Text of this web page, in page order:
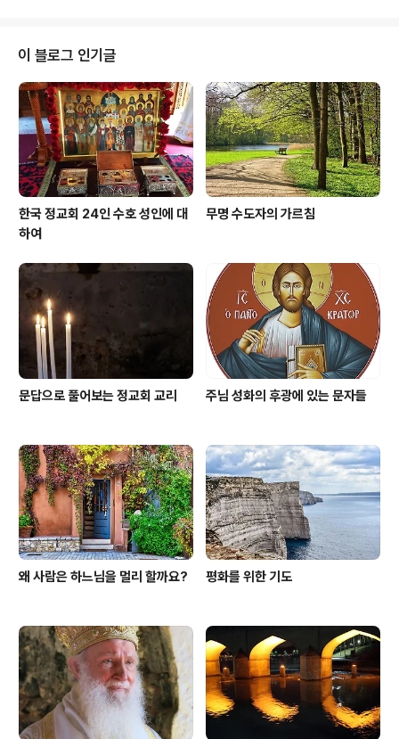
며, 낡아빠진 옷을 입는 것으로 만족하면서 엄격한 수도생
활을 하였다. 성인은 특별히 여러 사본들을 필사하는 일
에 힘을 기울였고, 이로써 그 수도원이 아름답고 우아한 수
사체(手寫體 : 손으로 베껴 쓴 글씨)로 명성을 얻는데 공헌
하였다. 투쟁과 고난의 시기서른 살이 되기 전에 사제 서품
을 받은 성인은 수도원을 방문한 데카폴리스의 ..
이 블로그 인기글
한국 정교회 24인 수호 성인에 대
하여
무명 수도자의 가르침
문답으로 풀어보는 정교회 교리 주님 성화의 후광에 있는 문자들
왜 사람은 하느님을 멀리 할까요? 평화를 위한 기도